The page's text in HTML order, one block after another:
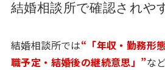
結婚相談所で確認されや
結婚相談所では“「年収・勤務形
職予定・結婚後の継続意思」”な